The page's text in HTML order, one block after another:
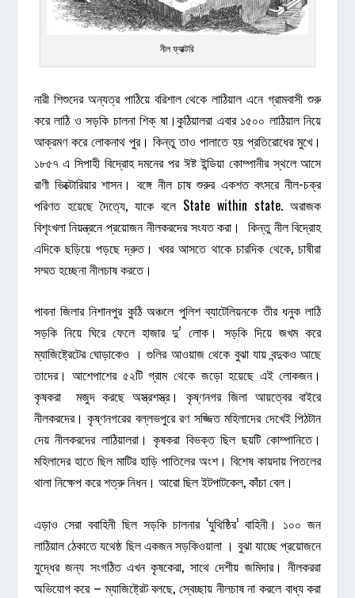
নীল ফ্যাক্টরি
নারী শিশুদের অন্যত্র পাঠিয়ে বরিশাল থেকে লাঠিয়াল এনে গ্রামবাসী শুরু
করে লাঠি ও সড়কি চালনা শিক্ ষা।কুঠিয়ালরা এবার ১৫০০ লাঠিয়াল নিয়ে
আক্রমণ করে লোকনাথ পুর। কিন্তু তাও পালাতে হয় প্রতিরোধের মুখে।
১৮৫৭ এ সিপাহী বিদ্রোহ দমনের পর ঈষ্ট ইন্ডিয়া কোম্পানীর স্থলে আসে
রাণী ভিক্টোরিয়ার শাসন। বঙ্গে নীল চাষ শুরুর একশত বৎসরে নীল-চক্র
পরিণত হয়েছে দৈত্যে, যাকে বলে State within state. অরাজক
বিশৃংখলা নিয়ন্ত্রনে প্রয়োজন নীলকরদের সংযত করা। কিন্তু নীল বিদ্রোহ
এদিকে ছড়িয়ে পড়ছে দ্রুত। খবর আসতে থাকে চারদিক থেকে, চাষীরা
সম্মত হচ্ছেনা নীলচাষ করতে।
পাবনা জিলার নিশানপুর কুঠি অঞ্চলে পুলিশ ব্যাটেলিয়নকে তীর ধনুক লাঠি
সড়কি নিয়ে ঘিরে ফেলে হাজার দু’ লোক। সড়কি দিয়ে জখম করে
ম্যাজিষ্ট্রেটের ঘোড়াকেও । গুলির আওয়াজ থেকে বুঝা যায় বন্দুকও আছে
তাদের। আশেপাশের ৫২টি গ্রাম থেকে জড়ো হয়েছে এই লোকজন।
কৃষকরা মজুদ করছে অস্ত্রশস্ত্র। কৃষ্ণনগর জিলা আয়ত্বের বাইরে
নীলকরদের। কৃষ্ণনগরের বল্লভপুরে রণ সজ্জিত মহিলাদের দেখেই পিঠটান
দেয় নীলকরদের লাঠিয়ালরা। কৃষকরা বিভক্ত ছিল ছয়টি কোম্পানিতে।
মহিলাদের হাতে ছিল মাটির হাড়ি পাতিলের অংশ। বিশেষ কায়দায় পিতলের
থালা নিক্ষেপ করে শত্রু নিধন। আরো ছিল ইটপাটকেল, কাঁচা বেল।
এড়াও সেরা ববাহিনী ছিল সড়কি চালনার ‘যুথিষ্ঠির’ বাহিনী। ১০০ জন
লাঠিয়াল ঠেকাতে যথেষ্ঠ ছিল একজন সড়কিওয়ালা । বুঝা যাচ্ছে প্রয়োজনে
যুদ্ধের জন্য সংগঠিত এখন কৃষকেরা, সাথে দেশীয় জমিদার। নীলকররা
অভিযোগ করে – ম্যাজিষ্ট্রেট বলছে, স্বেচ্ছায় নীলচাষ না করলে বাধ্য করা